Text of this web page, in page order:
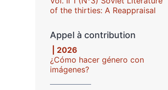
of the thirties: A Reappraisal
Appel à contribution
| 2026
¿Cómo hacer género con
imágenes?